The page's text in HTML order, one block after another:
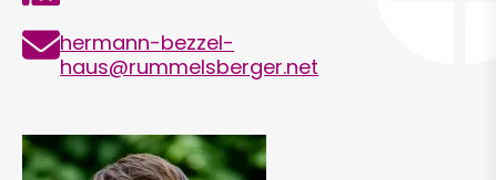
E-
Mail
hermann-bezzel-
haus@rummelsberger.net